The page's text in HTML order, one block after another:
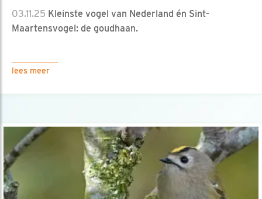
03.11.25 Kleinste vogel van Nederland én Sint-
Maartensvogel: de goudhaan.
lees meer